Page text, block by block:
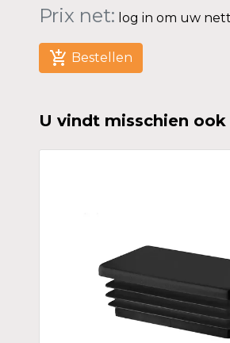
Prix net: log in om uw
add_shopping_cart Bestellen
U vindt misschien ook